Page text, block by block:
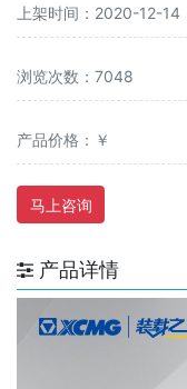
上架时间：2020-12-14
浏览次数：7048
产品价格：￥
马上咨询
产品详情